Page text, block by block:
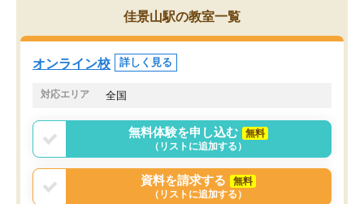
佳景山駅の教室一覧
オンライン校 詳しく見る
対応エリア 全国
無料体験を申し込む
無料
（リストに追加する）
資料を請求する
無料
（リストに追加する）